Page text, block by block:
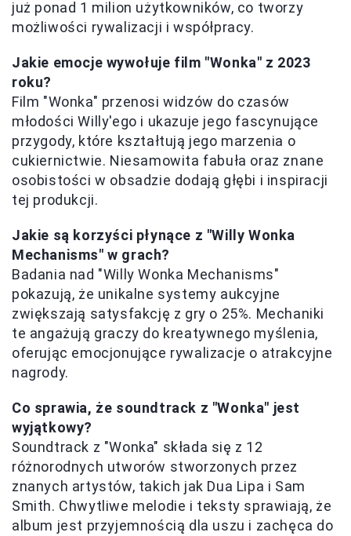
już ponad 1 milion użytkowników, co tworzy
możliwości rywalizacji i współpracy.
Jakie emocje wywołuje film "Wonka" z 2023
roku?
Film "Wonka" przenosi widzów do czasów
młodości Willy'ego i ukazuje jego fascynujące
przygody, które kształtują jego marzenia o
cukiernictwie. Niesamowita fabuła oraz znane
osobistości w obsadzie dodają głębi i inspiracji
tej produkcji.
Jakie są korzyści płynące z "Willy Wonka
Mechanisms" w grach?
Badania nad "Willy Wonka Mechanisms"
pokazują, że unikalne systemy aukcyjne
zwiększają satysfakcję z gry o 25%. Mechaniki
te angażują graczy do kreatywnego myślenia,
oferując emocjonujące rywalizacje o atrakcyjne
nagrody.
Co sprawia, że soundtrack z "Wonka" jest
wyjątkowy?
Soundtrack z "Wonka" składa się z 12
różnorodnych utworów stworzonych przez
znanych artystów, takich jak Dua Lipa i Sam
Smith. Chwytliwe melodie i teksty sprawiają, że
album jest przyjemnością dla uszu i zachęca do